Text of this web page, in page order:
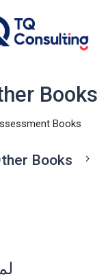
Books
Books
Books